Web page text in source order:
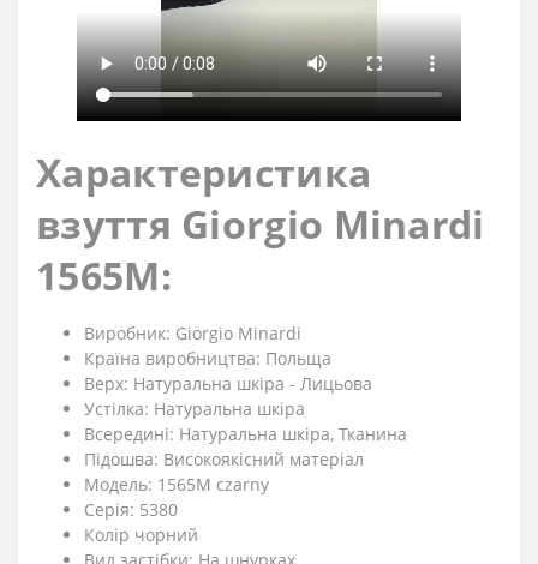
Характеристика
взуття Giorgio Minardi
1565M:
Виробник: Giorgio Minardi
Країна виробництва: Польща
Верх: Натуральна шкіра - Лицьова
Устілка: Натуральна шкіра
Всередині: Натуральна шкіра, Тканина
Підошва: Високоякісний матеріал
Модель: 1565M czarny
Серія: 5380
Колір чорний